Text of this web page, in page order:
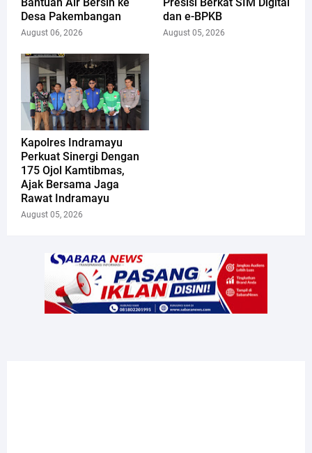
Desa Pakembangan
August 06, 2026
dan e-BPKB
August 05, 2026
Kapolres Indramayu
Perkuat Sinergi Dengan
175 Ojol Kamtibmas,
Ajak Bersama Jaga
Rawat Indramayu
August 05, 2026